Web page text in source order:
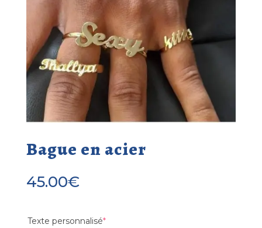
Bague en acier
45.00€
Texte personnalisé*(required)